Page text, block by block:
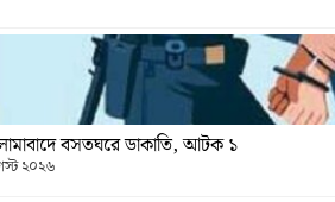
বসতঘরে ডাকাতি, আটক ১
২০২৬